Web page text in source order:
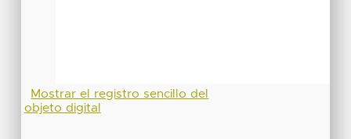
Mostrar el registro sencillo del
objeto digital